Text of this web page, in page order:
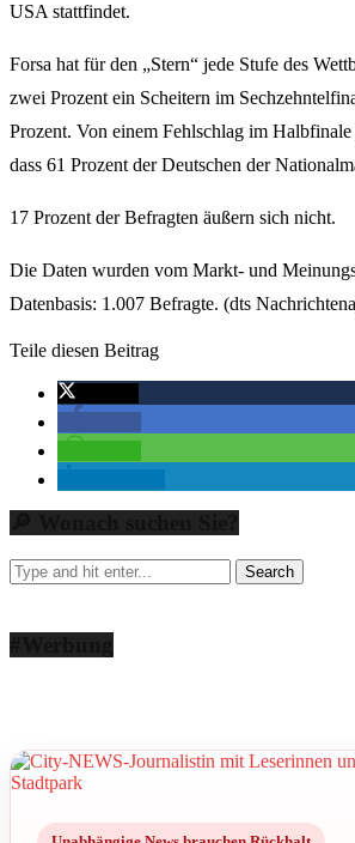
USA stattfindet.
Forsa hat für den „Stern“ jede Stufe des
zwei Prozent ein Scheitern im
Prozent. Von einem Fehlschlag im
dass 61 Prozent der Deutschen der
17 Prozent der Befragten äußern sich nicht.
Die Daten wurden vom Markt- und
Datenbasis: 1.007 Befragte. (dts
Teile diesen Beitrag